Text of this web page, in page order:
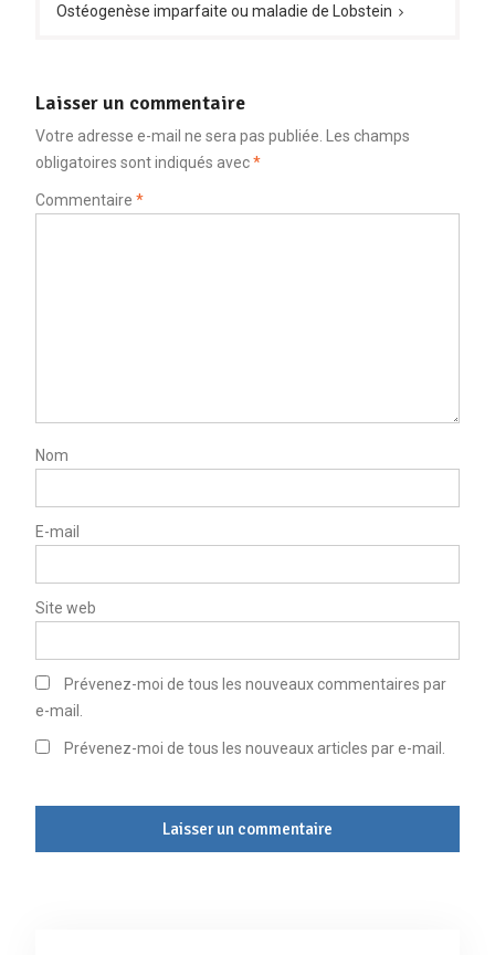
Ostéogenèse imparfaite ou maladie de Lobstein
Laisser un commentaire
Votre adresse e-mail ne sera pas publiée.
Les champs
obligatoires sont indiqués avec*
Commentaire *
Nom
E-mail
Site web
Prévenez-moi de tous les nouveaux commentaires par
e-mail.
Prévenez-moi de tous les nouveaux articles par e-mail.